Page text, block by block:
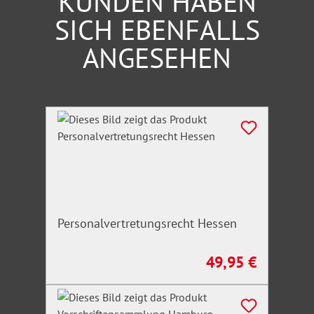
SICH EBENFALLS
ANGESEHEN
Produktgalerie überspringen
Personalvertretungsrecht Hessen
Regulärer Preis:
49,95 €